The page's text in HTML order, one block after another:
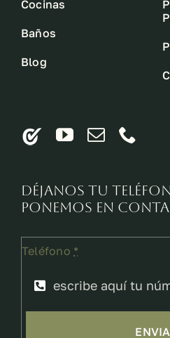
Cocinas
Baños
Blog
Déjanos tu
ponemos en
Teléfono *